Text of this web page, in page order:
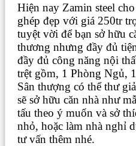
Hiện nay Zamin steel
ghép đẹp với giá 250tr
tuyệt vời để bạn sở hữu
thương nhưng đầy đủ
đầy đủ công năng nội
trệt gồm, 1 Phòng Ngủ,
Sân thượng có thể thư
sẽ sở hữu căn nhà như
tấu theo ý muốn và sở
nhỏ, hoặc làm nhà nghỉ
tư vấn thêm nhé.